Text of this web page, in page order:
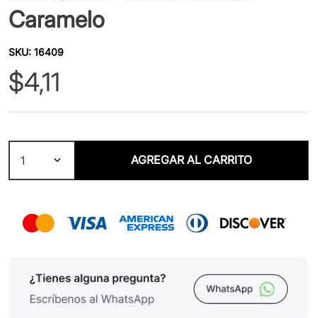
Caramelo
SKU:16409
$4,11
1 AGREGAR AL CARRITO